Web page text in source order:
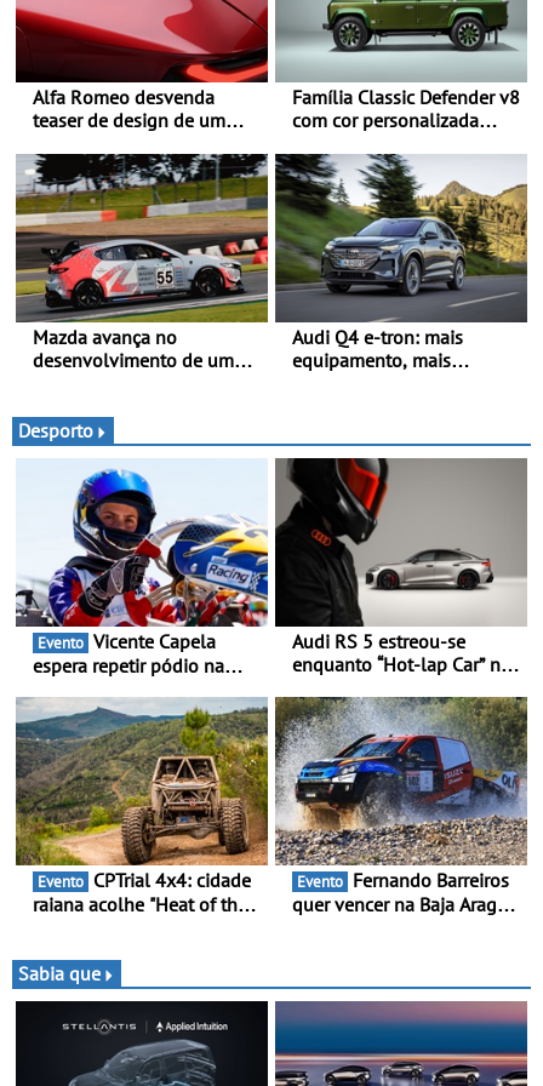
Alfa Romeo desvenda
teaser de design de um
C - Apresentado
oficialmente no quarto
trimestre de 2027
Família Classic Defender v8
com cor personalizada
Double Cab
Mazda avança no
desenvolvimento de um
Demonstração com sucesso
do armazenamento de CO₂
em testes da Super Taikyu
Series
Audi Q4 e-tron: mais
equipamento, mais
autonomia e carregamento
mais rápido
Desporto
Evento
espera repetir pódio na
em Castelo Branco - Depois
do 3.º lugar em Braga,
procura resultados ainda
melhores na 2.ª ronda da
RMC Portugal 2026
Audi RS 5 estreou-se
enquanto “Hot-lap Car” no
1 de Miami
Evento
raiana acolhe "Heat of the
Evento
quer vencer na Baja Aragón
Sabia que